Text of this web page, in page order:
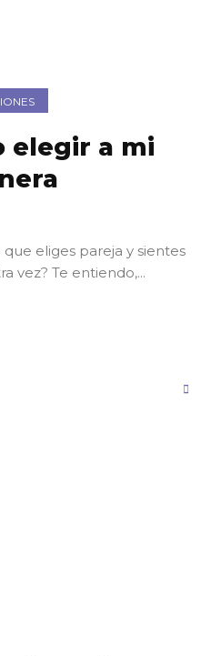
elegir a mi
eliges pareja y sientes
vez? Te entiendo,...